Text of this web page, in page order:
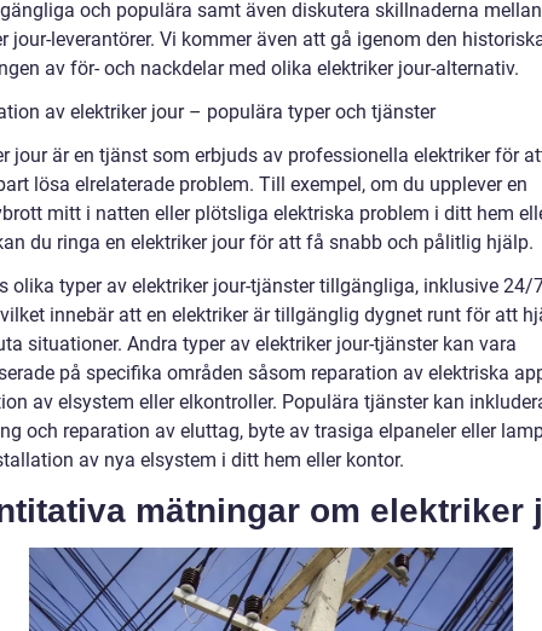
och populära samt även diskutera skillnaderna
jour-leverantörer. Vi kommer även att gå igenom den
av för- och nackdelar med olika elektriker jour-alternativ.
av elektriker jour – populära typer och tjänster
jour är en tjänst som erbjuds av professionella elektriker för
lösa elrelaterade problem. Till exempel, om du upplever en
mitt i natten eller plötsliga elektriska problem i ditt hem
du ringa en elektriker jour för att få snabb och pålitlig hjälp.
olika typer av elektriker jour-tjänster tillgängliga, inklusive 24/
innebär att en elektriker är tillgänglig dygnet runt för att
situationer. Andra typer av elektriker jour-tjänster kan vara
på specifika områden såsom reparation av elektriska
av elsystem eller elkontroller. Populära tjänster kan
och reparation av eluttag, byte av trasiga elpaneler eller
av nya elsystem i ditt hem eller kontor.
mätningar om elektriker